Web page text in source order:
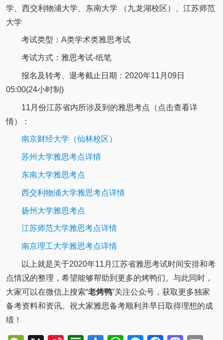
学、西交利物浦大学、东南大学 （九龙湖校区）、江苏师范
大学
考试类型：A类学术类雅思考试
考试方式：雅思考试-纸笔
报名及转考、退考截止日期：2020年11月09日
05:00(24小时制)
11月份江苏省内所涉及到的雅思考点（点击查看详
情）：
南京财经大学（仙林校区）
苏州大学雅思考点详情
东南大学雅思考点
西交利物浦大学雅思考点详情
扬州大学雅思考点
江苏师范大学雅思考点详情
南京理工大学雅思考点详情
以上就是关于2020年11月江苏省雅思考试时间安排和考
点情况的整理，希望能够帮助到更多的烤鸭们。与此同时，
大家可以在微信上搜索“老烤鸭”关注公众号，获取更多独家
备考资料和资讯。祝大家雅思备考顺利并早日取得理想的成
绩！